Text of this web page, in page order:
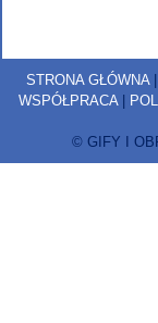
STRONA GŁÓWNA
WSPÓŁPRACA|
© GIFY I